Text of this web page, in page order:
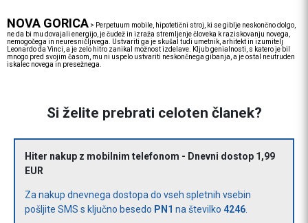
NOVA GORICA > Perpetuum mobile, hipotetični stroj, ki se giblje neskončno dolgo,
ne da bi mu dovajali energijo, je čudež in izraža stremljenje človeka k raziskovanju novega,
nemogočega in neuresničljivega. Ustvariti ga je skušal tudi umetnik, arhitekt in izumitelj
Leonardo da Vinci, a je zelo hitro zanikal možnost izdelave. Kljub genialnosti, s katero je bil
mnogo pred svojim časom, mu ni uspelo ustvariti neskončnega gibanja, a je ostal neutruden
iskalec novega in presežnega.
Si želite prebrati celoten članek?
Hiter nakup z mobilnim telefonom - Dnevni dostop 1,99
EUR
Za nakup dnevnega dostopa do vseh spletnih vsebin
pošljite SMS s ključno besedo PN1 na številko 4246